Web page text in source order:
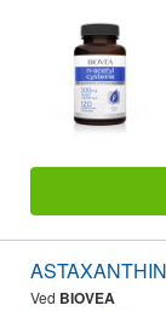
Ved BIOVEA